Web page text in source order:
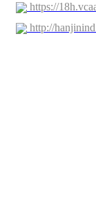
https://
http://